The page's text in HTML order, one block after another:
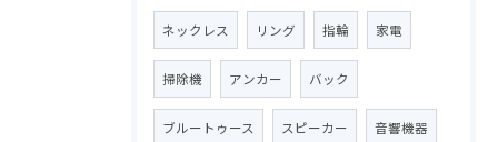
ネックレス リング 指輪 家電
掃除機 アンカー バック
ブルートゥース スピーカー 音響機器